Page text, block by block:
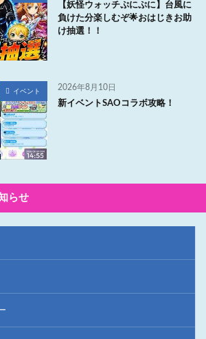
【妖怪ウォッチぷにぷに】台風に
負けた分楽しむぞ🌟おはじきお助
け抽選！！
イベント 2026年8月10日
新イベントSAOコラボ攻略！
らせ